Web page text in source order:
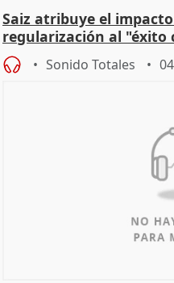
Saiz atribuye el
regularización al "éxito
Sonido Totales